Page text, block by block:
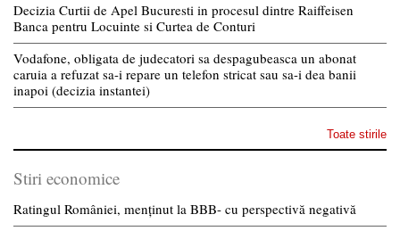
Decizia Curtii de Apel Bucuresti in procesul dintre Raiffeisen
Banca pentru Locuinte si Curtea de Conturi
Vodafone, obligata de judecatori sa despagubeasca un abonat
caruia a refuzat sa-i repare un telefon stricat sau sa-i dea banii
inapoi (decizia instantei)
Toate stirile
Stiri economice
Ratingul României, menținut la BBB- cu perspectivă negativă